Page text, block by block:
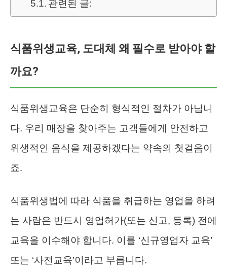
관련된 글:
식품위생교육, 도대체 왜 필수로 받아야 할
까요?
식품위생교육은 단순히 형식적인 절차가 아닙니
다. 우리 매장을 찾아주는 고객들에게 안전하고
위생적인 음식을 제공하겠다는 약속의 첫걸음이
죠.
식품위생법에 따라 식품을 취급하는 영업을 하려
는 사람은 반드시 영업허가(또는 신고, 등록) 전에
교육을 이수해야 합니다. 이를 ‘신규영업자 교육’
또는 ‘사전교육’이라고 부릅니다.